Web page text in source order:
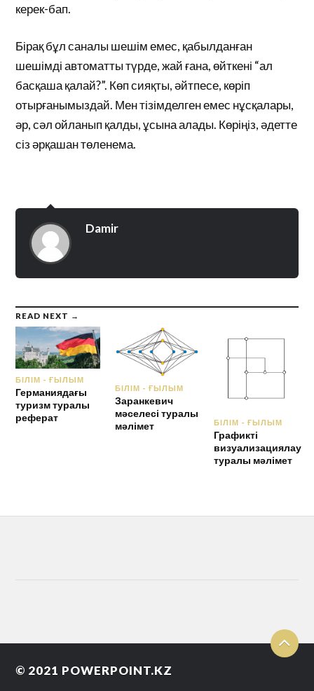
керек-бап.
Бірақ бұл саналы шешім емес, қабылданған
шешімді автоматты түрде, жай ғана, өйткені “ал
басқаша қалай?”. Көп сияқты, әйтпесе, көріп
отырғанымыздай. Мен тізімделген емес нұсқалары,
әр, сәл ойланып қалды, ұсына алады. Көріңіз, әдетте
сіз әрқашан төленема.
Damir
READ NEXT →
БІЛІМ - ҒЫЛЫМ
Германиядағы
туризм туралы
реферат
БІЛІМ - ҒЫЛЫМ
Заранкевич
мәселесі туралы
мәлімет
БІЛІМ - ҒЫЛЫМ
Графикті
визуализациялау
туралы мәлімет
© 2021 POWERPOINT.KZ